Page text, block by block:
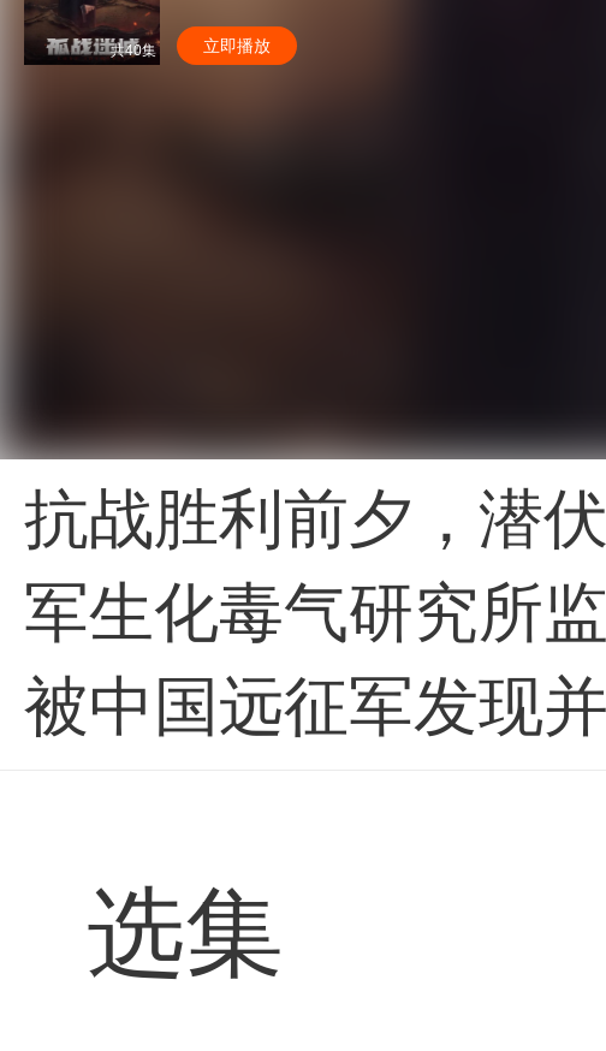
共40集 立即播放
抗战胜利前夕，潜
军生化毒气研究所
被中国远征军发现
为起点，捡拾零星
黎少堂的罪恶嘴脸
选集